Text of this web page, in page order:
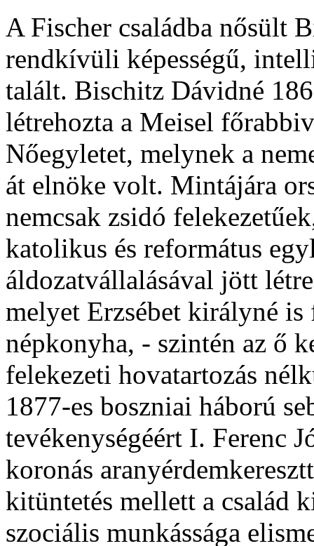
A Fischer családba nősült
rendkívüli képességű,
talált. Bischitz Dávidné
létrehozta a Meisel
Nőegyletet, melynek a
át elnöke volt. Mintájára
nemcsak zsidó
katolikus és református
áldozatvállalásával jött
melyet Erzsébet királyné
népkonyha, - szintén az ő
felekezeti hovatartozás
1877-es boszniai háború
tevékenységéért I. Ferenc
koronás
kitüntetés mellett a család
szociális munkássága